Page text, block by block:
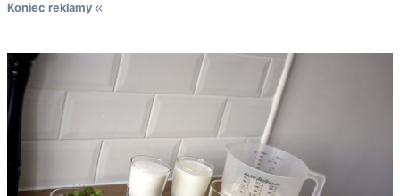
Koniec reklamy